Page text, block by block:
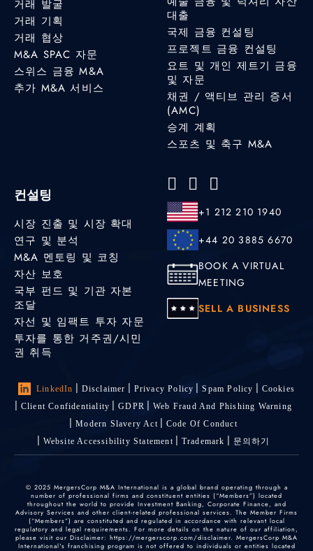
거래 발굴
거래 기획
거래 협상
M&A SPAC 자문
스위스 금융 M&A
추가 M&A 서비스
대출
국제 금융 컨설팅
프로젝트 금융 컨설팅
요트 및 개인 제트기 금융
및 자문
채권 / 액티브 관리 증서
(AMC)
승계 계획
스포츠 및 축구 M&A
컨설팅
시장 진출 및 시장 확대
연구 및 분석
M&A 멘토링 및 코칭
자산 보호
국부 펀드 및 기관 자본
조달
자선 및 임팩트 투자 자문
투자를 통한 거주권/시민
권 취득
+1 212 210 1940
+44 20 3885 6670
BOOK A VIRTUAL
MEETING
SELL A BUSINESS
LinkedIn Disclaimer Privacy Policy Spam Policy
Cookies
Client Confidentiality
GDPR
Web Fraud And Phishing Warning
Modern Slavery Act
Code Of Conduct
Website Accessibility Statement
Trademark 문의하기
© 2025 MergersCorp M&A International is a global brand operating through a
number of professional firms and constituent entities (“Members”) located
throughout the world to provide Investment Banking, Corporate Finance, and
Advisory Services and other client-related professional services. The Member Firms
(“Members”) are constituted and regulated in accordance with relevant local
regulatory and legal requirements. For more details on the nature of our affiliation,
please visit our Disclaimer: https://mergerscorp.com/disclaimer. MergersCorp M&A
International's franchising program is not offered to individuals or entities located